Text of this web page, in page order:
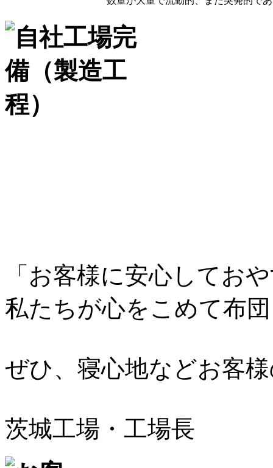
「お客様に安心してお
私たちが心をこめて布
ぜひ、寝心地などお客
茨城工場・工場長